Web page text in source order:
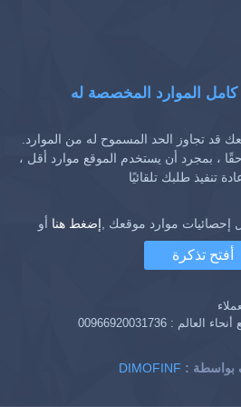
كامل الموارد المخصصة له
قد تجاوز الحد المسموح له من الموارد.
، بمجرد أن يستخدم الموقع موارد أقل ،
تنفيذ طلبك تلقائيًا
إحصائيات موارد موقعك ,إضغط هنا أو
أفتح تذكرة
العالم : 00966920031736
DIMOFINF بواسطة